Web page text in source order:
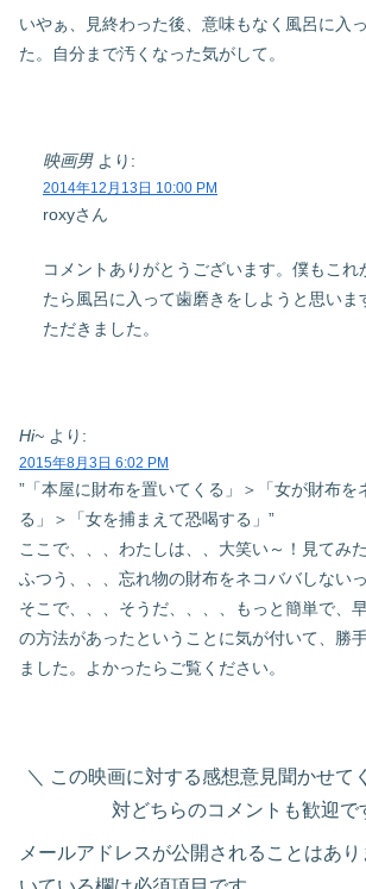
いやぁ、見終わった後、意味もなく風呂に入
た。自分まで汚くなった気がして。
映画男 より:
2014年12月13日 10:00 PM
roxyさん
コメントありがとうございます。僕もこれ
たら風呂に入って歯磨きをしようと思いま
ただきました。
Hi~ より:
2015年8月3日 6:02 PM
”「本屋に財布を置いてくる」＞「女が財布を
る」＞「女を捕まえて恐喝する」”
ここで、、、わたしは、、大笑い～！見てみ
ふつう、、、忘れ物の財布をネコババしない
そこで、、、そうだ、、、、もっと簡単で、
の方法があったということに気が付いて、勝
ました。よかったらご覧ください。
この映画に対する感想意見聞かせて
対どちらのコメントも歓迎で
メールアドレスが公開されることはあり